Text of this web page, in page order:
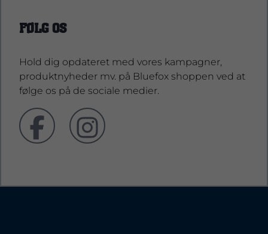
FØLG OS
Hold dig opdateret med vores kampagner,
produktnyheder mv. på Bluefox shoppen ved at
følge os på de sociale medier.